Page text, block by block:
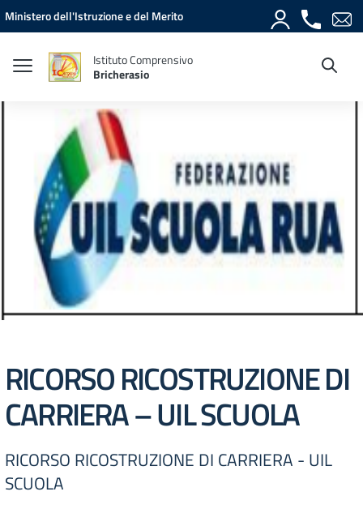
Vai ai contenuti
Vai al menu di navigazione
Vai al footer
Ministero dell'Istruzione e del Merito
Istituto Comprensivo
Bricherasio
RICORSO RICOSTRUZIONE DI
CARRIERA – UIL SCUOLA
RICORSO RICOSTRUZIONE DI CARRIERA - UIL
SCUOLA